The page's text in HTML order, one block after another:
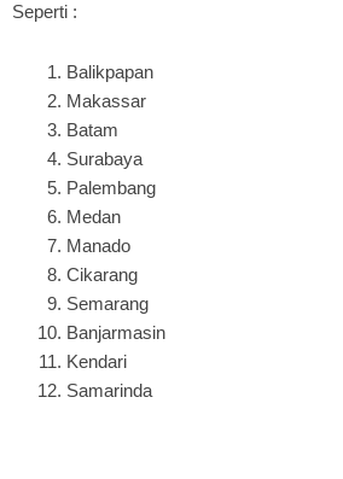
Seperti :
Balikpapan
Makassar
Batam
Surabaya
Palembang
Medan
Manado
Cikarang
Semarang
Banjarmasin
Kendari
Samarinda